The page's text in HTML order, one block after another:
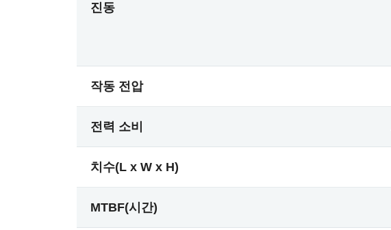
진동
작동 전압
전력 소비
치수(L x W x H)
MTBF(시간)